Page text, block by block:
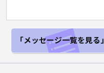
「メッセージ一覧を見る」